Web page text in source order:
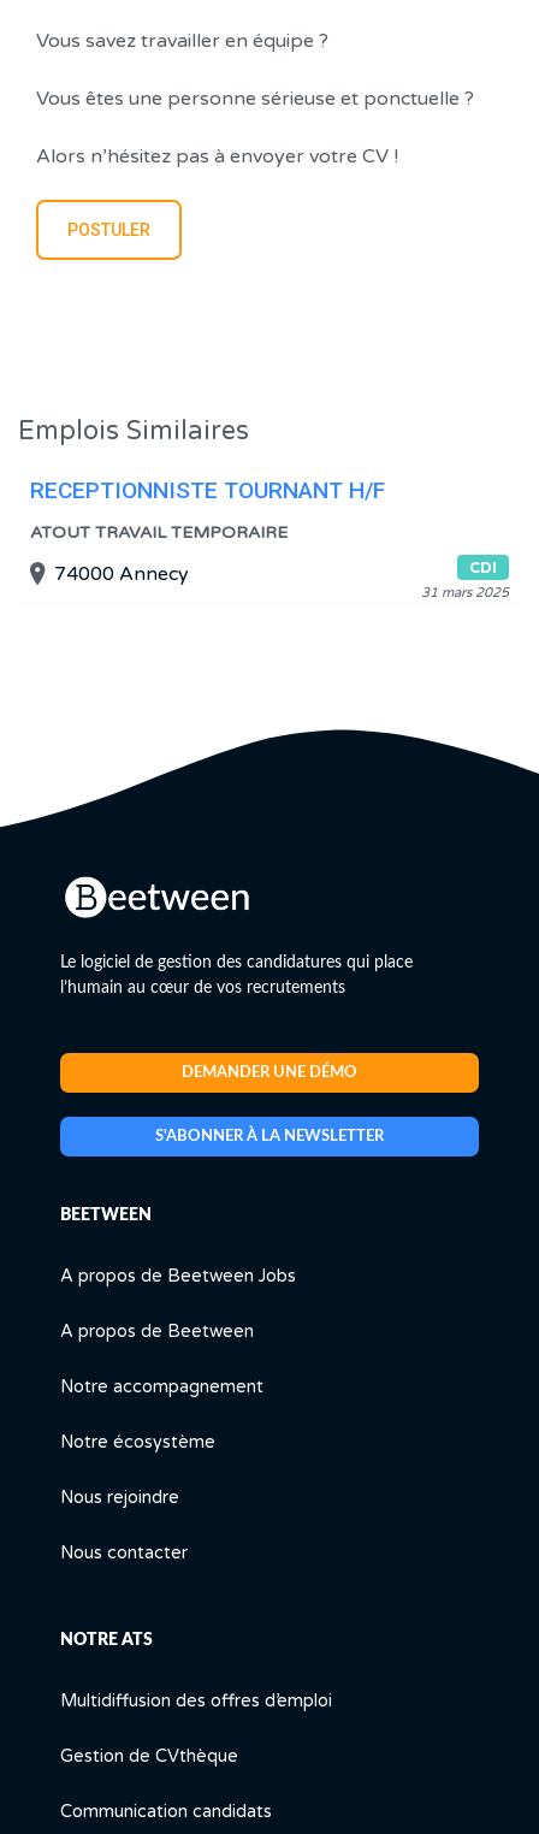
Vous savez travailler en équipe ?
Vous êtes une personne sérieuse et ponctuelle ?
Alors n’hésitez pas à envoyer votre CV !
Emplois Similaires
RECEPTIONNISTE TOURNANT H/F
ATOUT TRAVAIL TEMPORAIRE
74000 Annecy CDI
31 mars 2025
Le logiciel de gestion des candidatures qui place
l’humain au cœur de vos recrutements
DEMANDER UNE DÉMO
S'ABONNER À LA NEWSLETTER
BEETWEEN
A propos de Beetween Jobs
A propos de Beetween
Notre accompagnement
Notre écosystème
Nous rejoindre
Nous contacter
NOTRE ATS
Multidiffusion des offres d’emploi
Gestion de CVthèque
Communication candidats